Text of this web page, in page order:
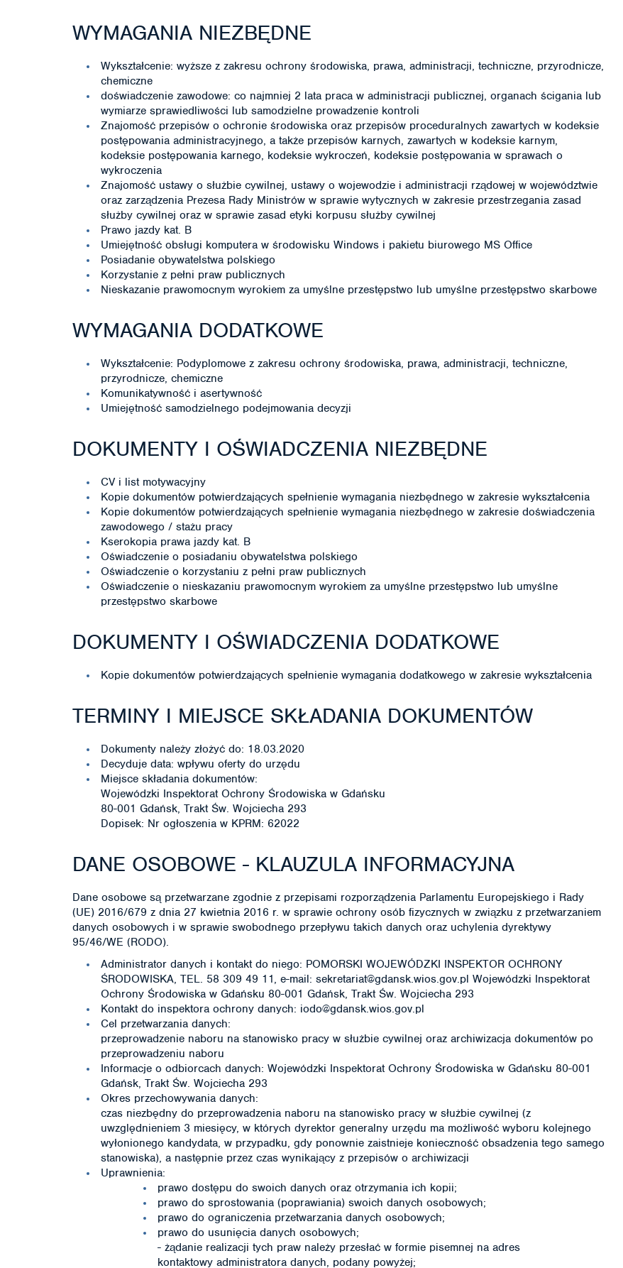
WYMAGANIA NIEZBĘDNE
Wykształcenie: wyższe z zakresu ochrony środowiska, prawa, administracji, techniczne, przyrodnicze,
chemiczne
doświadczenie zawodowe: co najmniej 2 lata praca w administracji publicznej, organach ścigania lub
wymiarze sprawiedliwości lub samodzielne prowadzenie kontroli
Znajomość przepisów o ochronie środowiska oraz przepisów proceduralnych zawartych w kodeksie
postępowania administracyjnego, a także przepisów karnych, zawartych w kodeksie karnym,
kodeksie postępowania karnego, kodeksie wykroczeń, kodeksie postępowania w sprawach o
wykroczenia
Znajomość ustawy o służbie cywilnej, ustawy o wojewodzie i administracji rządowej w województwie
oraz zarządzenia Prezesa Rady Ministrów w sprawie wytycznych w zakresie przestrzegania zasad
służby cywilnej oraz w sprawie zasad etyki korpusu służby cywilnej
Prawo jazdy kat. B
Umiejętność obsługi komputera w środowisku Windows i pakietu biurowego MS Office
Posiadanie obywatelstwa polskiego
Korzystanie z pełni praw publicznych
Nieskazanie prawomocnym wyrokiem za umyślne przestępstwo lub umyślne przestępstwo skarbowe
WYMAGANIA DODATKOWE
Wykształcenie: Podyplomowe z zakresu ochrony środowiska, prawa, administracji, techniczne,
przyrodnicze, chemiczne
Komunikatywność i asertywność
Umiejętność samodzielnego podejmowania decyzji
DOKUMENTY I OŚWIADCZENIA NIEZBĘDNE
CV i list motywacyjny
Kopie dokumentów potwierdzających spełnienie wymagania niezbędnego w zakresie wykształcenia
Kopie dokumentów potwierdzających spełnienie wymagania niezbędnego w zakresie doświadczenia
zawodowego / stażu pracy
Kserokopia prawa jazdy kat. B
Oświadczenie o posiadaniu obywatelstwa polskiego
Oświadczenie o korzystaniu z pełni praw publicznych
Oświadczenie o nieskazaniu prawomocnym wyrokiem za umyślne przestępstwo lub umyślne
przestępstwo skarbowe
DOKUMENTY I OŚWIADCZENIA DODATKOWE
Kopie dokumentów potwierdzających spełnienie wymagania dodatkowego w zakresie wykształcenia
TERMINY I MIEJSCE SKŁADANIA DOKUMENTÓW
Dokumenty należy złożyć do: 18.03.2020
Decyduje data: wpływu oferty do urzędu
Miejsce składania dokumentów:
Wojewódzki Inspektorat Ochrony Środowiska w Gdańsku
80-001 Gdańsk, Trakt Św. Wojciecha 293
Dopisek: Nr ogłoszenia w KPRM: 62022
DANE OSOBOWE - KLAUZULA INFORMACYJNA
Dane osobowe są przetwarzane zgodnie z przepisami rozporządzenia Parlamentu Europejskiego i Rady
(UE) 2016/679 z dnia 27 kwietnia 2016 r. w sprawie ochrony osób fizycznych w związku z przetwarzaniem
danych osobowych i w sprawie swobodnego przepływu takich danych oraz uchylenia dyrektywy
95/46/WE (RODO).
Administrator danych i kontakt do niego: POMORSKI WOJEWÓDZKI INSPEKTOR OCHRONY
ŚRODOWISKA, TEL. 58 309 49 11, e-mail: sekretariat@gdansk.wios.gov.pl Wojewódzki Inspektorat
Ochrony Środowiska w Gdańsku 80-001 Gdańsk, Trakt Św. Wojciecha 293
Kontakt do inspektora ochrony danych: iodo@gdansk.wios.gov.pl
Cel przetwarzania danych:
przeprowadzenie naboru na stanowisko pracy w służbie cywilnej oraz archiwizacja dokumentów po
przeprowadzeniu naboru
Informacje o odbiorcach danych: Wojewódzki Inspektorat Ochrony Środowiska w Gdańsku 80-001
Gdańsk, Trakt Św. Wojciecha 293
Okres przechowywania danych:
czas niezbędny do przeprowadzenia naboru na stanowisko pracy w służbie cywilnej (z
uwzględnieniem 3 miesięcy, w których dyrektor generalny urzędu ma możliwość wyboru kolejnego
wyłonionego kandydata, w przypadku, gdy ponownie zaistnieje konieczność obsadzenia tego samego
stanowiska), a następnie przez czas wynikający z przepisów o archiwizacji
Uprawnienia:
prawo dostępu do swoich danych oraz otrzymania ich kopii;
prawo do sprostowania (poprawiania) swoich danych osobowych;
prawo do ograniczenia przetwarzania danych osobowych;
prawo do usunięcia danych osobowych;
- żądanie realizacji tych praw należy przesłać w formie pisemnej na adres
kontaktowy administratora danych, podany powyżej;